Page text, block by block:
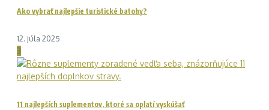
Ako vybrať najlepšie turistické batohy?
12. júla 2025
3
11 najlepších suplementov, ktoré sa oplatí vyskúšať